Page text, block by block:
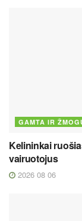
GAMTA IR
Kelininkai
vairuotojus
2026 08 06